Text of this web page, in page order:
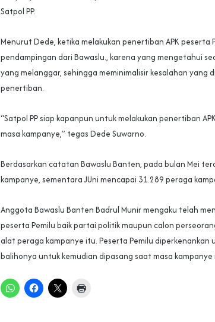
Satpol PP.
Menurut Dede, ketika melakukan penertiban APK peserta
pendampingan dari Bawaslu., karena yang mengetahui
yang melanggar, sehingga meminimalisir kesalahan yang
penertiban.
“Satpol PP siap kapanpun untuk melakukan penertiban
masa kampanye,” tegas Dede Suwarno.
Berdasarkan catatan Bawaslu Banten, pada bulan Mei
kampanye, sementara JUni mencapai 31.289 peraga
Anggota Bawaslu Banten Badrul Munir mengaku telah
peserta Pemilu baik partai politik maupun calon
alat peraga kampanye itu. Peserta Pemilu diperkenankan
balihonya untuk kemudian dipasang saat masa